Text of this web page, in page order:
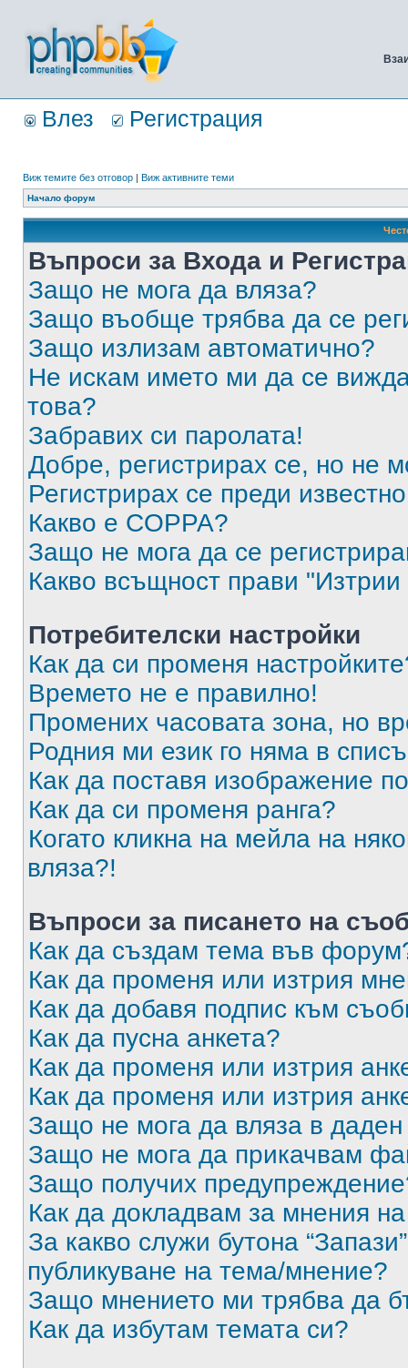
Влез Регистрация
Виж темите без отговор | Виж активните теми
Начало форум
Въпроси за Входа и
Защо не мога да вляза?
Защо въобще трябва да се
Защо излизам автоматично?
Не искам името ми да се
това?
Забравих си паролата!
Добре, регистрирах се, но не
Регистрирах се преди
Какво е COPPA?
Защо не мога да се
Какво всъщност прави "Изтрии
Потребителски настройки
Как да си променя
Времето не е правилно!
Промених часовата зона, но
Родния ми език го няма в
Как да поставя изображение
Как да си променя ранга?
Когато кликна на мейла на
вляза?!
Въпроси за писането на
Как да създам тема във
Как да променя или изтрия
Как да добавя подпис към
Как да пусна анкета?
Как да променя или изтрия
Как да променя или изтрия
Защо не мога да вляза в
Защо не мога да прикачвам
Защо получих
Как да докладвам за мнения
За какво служи бутона
публикуване на тема/мнение?
Защо мнението ми трябва да
Как да избутам темата си?